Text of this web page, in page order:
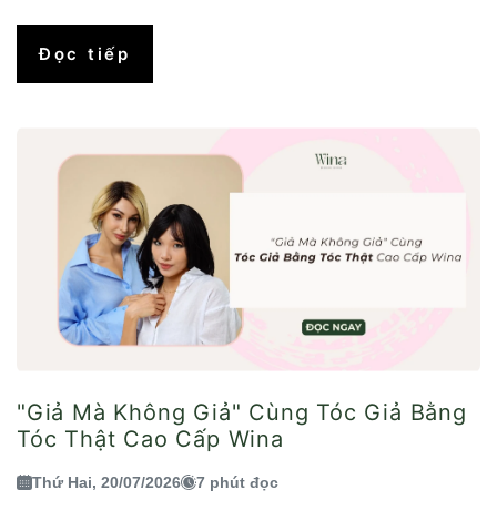
Đọc tiếp
"Giả Mà Không Giả" Cùng Tóc Giả Bằng
Tóc Thật Cao Cấp Wina
Thứ Hai, 20/07/2026 7 phút đọc